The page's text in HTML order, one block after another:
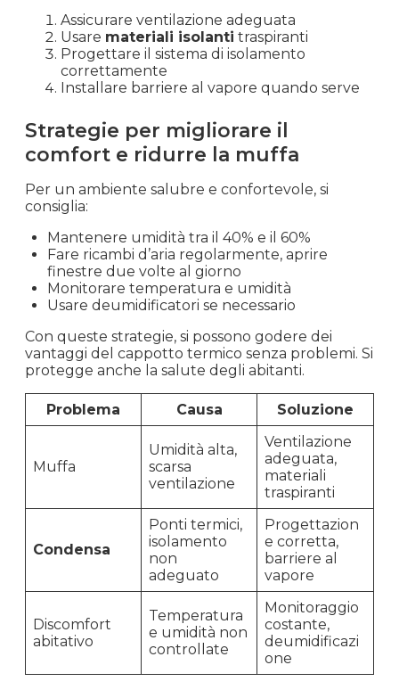
Assicurare ventilazione adeguata
Usare materiali isolanti traspiranti
Progettare il sistema di isolamento
correttamente
Installare barriere al vapore quando serve
Strategie per migliorare il
comfort e ridurre la muffa
Per un ambiente salubre e confortevole, si
consiglia:
Mantenere umidità tra il 40% e il 60%
Fare ricambi d’aria regolarmente, aprire
finestre due volte al giorno
Monitorare temperatura e umidità
Usare deumidificatori se necessario
Con queste strategie, si possono godere dei
vantaggi del cappotto termico senza problemi. Si
protegge anche la salute degli abitanti.
Problema Causa Soluzione
Muffa
Umidità alta,
scarsa
ventilazione
Ventilazione
adeguata,
materiali
traspiranti
Condensa
Ponti termici,
isolamento
non
adeguato
Progettazion
e corretta,
barriere al
vapore
Discomfort
abitativo
Temperatura
e umidità non
controllate
Monitoraggio
costante,
deumidificazi
one